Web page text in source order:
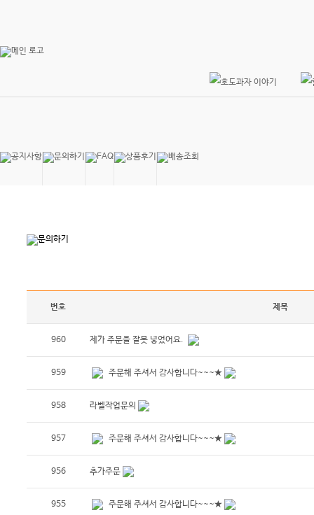
번호 제목
960 제가 주문을 잘못 넣었어요.
959 주문해 주셔서 감사합니다~~~★
958 라벨작업문의
957 주문해 주셔서 감사합니다~~~★
956 추가주문
955 주문해 주셔서 감사합니다~~~★